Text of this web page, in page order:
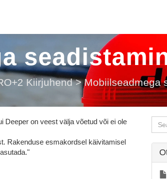
Kiirjuhend > Mobiilseadmega
Deeper on veest välja võetud või ei ole
Rakenduse esmakordsel käivitamisel